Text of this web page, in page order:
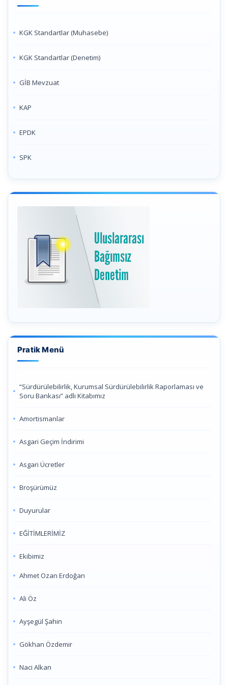
KGK Standartlar (Muhasebe)
KGK Standartlar (Denetim)
GİB Mevzuat
KAP
EPDK
SPK
Pratik Menü
“Sürdürülebilirlik, Kurumsal Sürdürülebilirlik Raporlaması ve
Soru Bankası” adlı Kitabımız
Amortismanlar
Asgari Geçim İndirimi
Asgari Ücretler
Broşürümüz
Duyurular
EĞİTİMLERİMİZ
Ekibimiz
Ahmet Ozan Erdoğan
Ali Öz
Ayşegül Şahin
Gökhan Özdemir
Naci Alkan